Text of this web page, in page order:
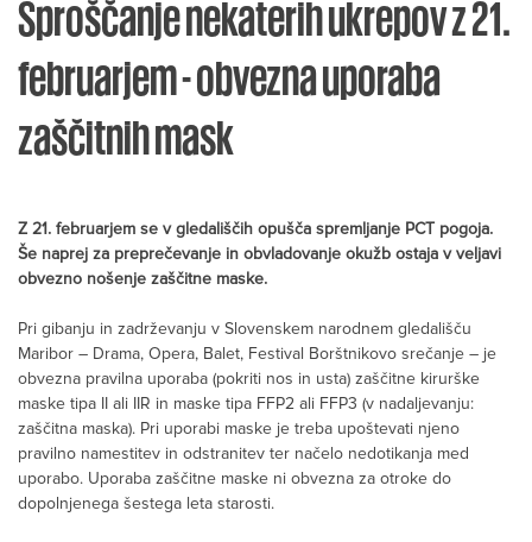
Sproščanje nekaterih ukrepov z 21.
februarjem - obvezna uporaba
zaščitnih mask
Z 21. februarjem se v gledališčih opušča spremljanje PCT pogoja.
Še naprej za preprečevanje in obvladovanje okužb ostaja v veljavi
obvezno nošenje zaščitne maske.
Pri gibanju in zadrževanju v Slovenskem narodnem gledališču
Maribor – Drama, Opera, Balet, Festival Borštnikovo srečanje – je
obvezna pravilna uporaba (pokriti nos in usta) zaščitne kirurške
maske tipa II ali IIR in maske tipa FFP2 ali FFP3 (v nadaljevanju:
zaščitna maska). Pri uporabi maske je treba upoštevati njeno
pravilno namestitev in odstranitev ter načelo nedotikanja med
uporabo. Uporaba zaščitne maske ni obvezna za otroke do
dopolnjenega šestega leta starosti.